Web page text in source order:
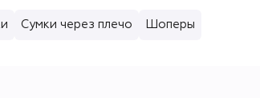
Сумки через плечо Шоперы